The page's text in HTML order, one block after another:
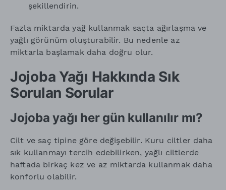
şekillendirin.
Fazla miktarda yağ kullanmak saçta ağırlaşma ve
yağlı görünüm oluşturabilir. Bu nedenle az
miktarla başlamak daha doğru olur.
Jojoba Yağı Hakkında Sık
Sorulan Sorular
Jojoba yağı her gün kullanılır mı?
Cilt ve saç tipine göre değişebilir. Kuru ciltler daha
sık kullanmayı tercih edebilirken, yağlı ciltlerde
haftada birkaç kez ve az miktarda kullanmak daha
konforlu olabilir.